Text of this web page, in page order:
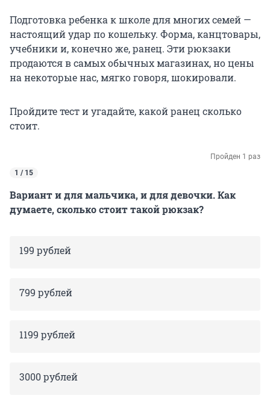
Подготовка ребенка к школе для многих семей —
настоящий удар по кошельку. Форма, канцтовары,
учебники и, конечно же, ранец. Эти рюкзаки
продаются в самых обычных магазинах, но цены
на некоторые нас, мягко говоря, шокировали.
Пройдите тест и угадайте, какой ранец сколько
стоит.
Пройден 1 раз
1 / 15
Вариант и для мальчика, и для девочки. Как
думаете, сколько стоит такой рюкзак?
199 рублей
799 рублей
1199 рублей
3000 рублей